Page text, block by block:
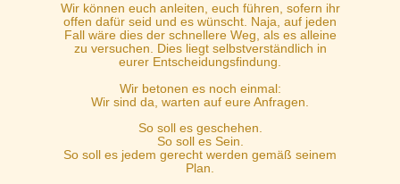
Wir können euch anleiten, euch führen, sofern ihr
offen dafür seid und es wünscht. Naja, auf jeden
Fall wäre dies der schnellere Weg, als es alleine
zu versuchen. Dies liegt selbstverständlich in
eurer Entscheidungsfindung.
Wir betonen es noch einmal:
Wir sind da, warten auf eure Anfragen.
So soll es geschehen.
So soll es Sein.
So soll es jedem gerecht werden gemäß seinem
Plan.